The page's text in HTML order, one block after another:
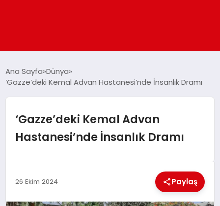
DÜNYA
EKONOMI
Ana Sayfa Dünya
‘Gazze’deki Kemal Advan Hastanesi’nde İnsanlık Dramı
‘Gazze’deki Kemal Advan
Hastanesi’nde İnsanlık Dramı
26 Ekim 2024 Paylaş